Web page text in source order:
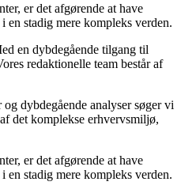
er det afgørende at have
stadig mere kompleks verden.
en dybdegående tilgang til
redaktionelle team består af
dybdegående analyser søger vi
det komplekse erhvervsmiljø,
er det afgørende at have
stadig mere kompleks verden.